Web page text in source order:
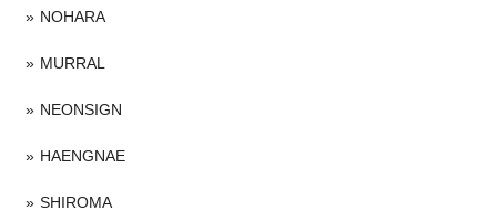
NOHARA
MURRAL
NEONSIGN
HAENGNAE
SHIROMA